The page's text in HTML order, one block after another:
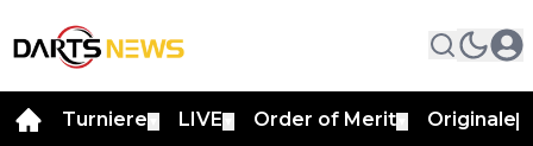
Turniere LIVE Order of Merit Originale